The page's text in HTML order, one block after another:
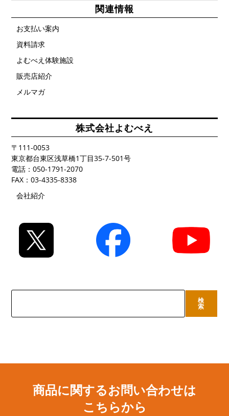
関連情報
お支払い案内
資料請求
よむべえ体験施設
販売店紹介
メルマガ
株式会社よむべえ
〒111-0053
東京都台東区浅草橋1丁目35-7-501号
電話：050-1791-2070
FAX：03-4335-8338
会社紹介
検
検
索
商品に関するお問い合わせは
こちらから